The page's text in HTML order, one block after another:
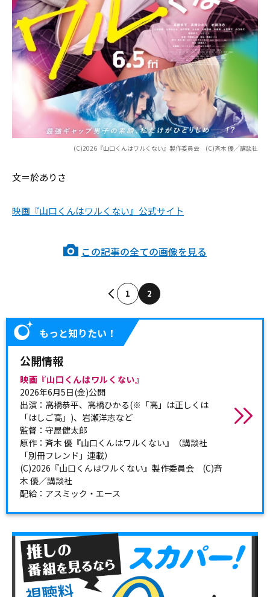
(C)2026『山口くんはワルくない』製作委員会 (C)斉木 優／講談社
文＝於ありさ
映画『山口くんはワルくない』公式サイト
この記事の全ての画像を見る
1 2
もっと知りたい！
公開情報
映画『山口くんはワルくない』
2026年6月5日(金)公開
出演：高橋恭平、高橋ひかる(※「高」は正しくは
「はしご高」)、岩瀬洋志など
監督：守屋健太郎
原作：斉木 優『山口くんはワルくない』（講談社
「別冊フレンド」連載）
(C)2026『山口くんはワルくない』製作委員会 (C)斉
木 優／講談社
配給：アスミック・エース